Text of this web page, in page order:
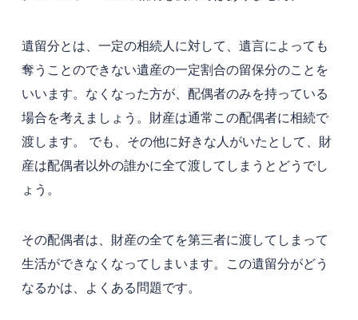
遺留分とは、一定の相続人に対して、遺言によっても
奪うことのできない遺産の一定割合の留保分のことを
いいます。なくなった方が、配偶者のみを持っている
場合を考えましょう。財産は通常この配偶者に相続で
渡します。 でも、その他に好きな人がいたとして、財
産は配偶者以外の誰かに全て渡してしまうとどうでし
ょう。
その配偶者は、財産の全てを第三者に渡してしまって
生活ができなくなってしまいます。この遺留分がどう
なるかは、よくある問題です。